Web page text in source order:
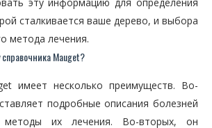
сталкивается ваше дерево, и выбора
метода лечения.
Mauget?
имеет несколько преимуществ. Во-
подробные описания болезней
их лечения. Во-вторых, он